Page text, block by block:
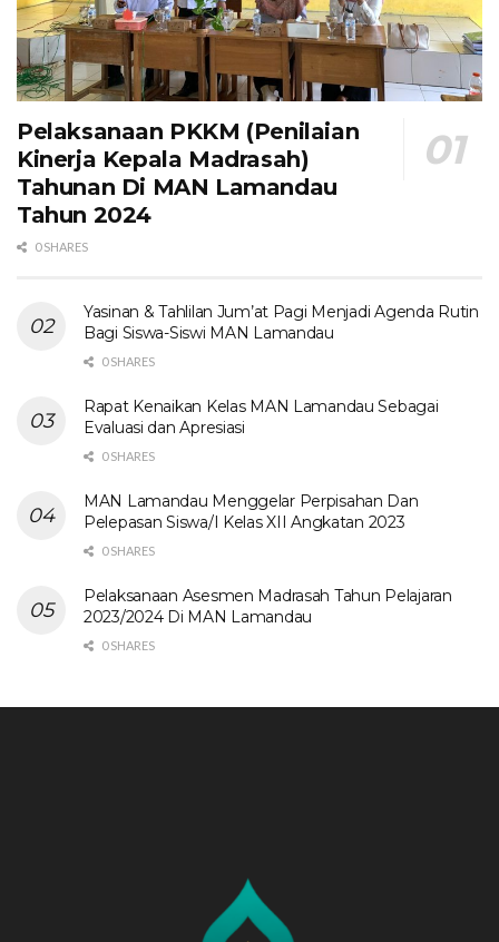
Pelaksanaan PKKM (Penilaian
Kinerja Kepala Madrasah)
Tahunan Di MAN Lamandau
Tahun 2024
0 SHARES
Yasinan & Tahlilan Jum’at Pagi Menjadi Agenda Rutin
Bagi Siswa-Siswi MAN Lamandau
0 SHARES
Rapat Kenaikan Kelas MAN Lamandau Sebagai
Evaluasi dan Apresiasi
0 SHARES
MAN Lamandau Menggelar Perpisahan Dan
Pelepasan Siswa/I Kelas XII Angkatan 2023
0 SHARES
Pelaksanaan Asesmen Madrasah Tahun Pelajaran
2023/2024 Di MAN Lamandau
0 SHARES